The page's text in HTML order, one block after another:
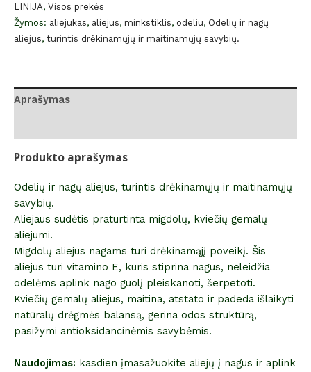
LINIJA, Visos prekės
Žymos: aliejukas, aliejus, minkstiklis, odeliu, Odelių ir nagų
aliejus, turintis drėkinamųjų ir maitinamųjų savybių.
Aprašymas
Produkto aprašymas
Odelių ir nagų aliejus, turintis drėkinamųjų ir maitinamųjų
savybių.
Aliejaus sudėtis praturtinta migdolų, kviečių gemalų
aliejumi.
Migdolų aliejus nagams turi drėkinamąjį poveikį. Šis
aliejus turi vitamino E, kuris stiprina nagus, neleidžia
odelėms aplink nago guolį pleiskanoti, šerpetoti.
Kviečių gemalų aliejus, maitina, atstato ir padeda išlaikyti
natūralų drėgmės balansą, gerina odos struktūrą,
pasižymi antioksidancinėmis savybėmis.
Naudojimas: kasdien įmasažuokite aliejų į nagus ir aplink